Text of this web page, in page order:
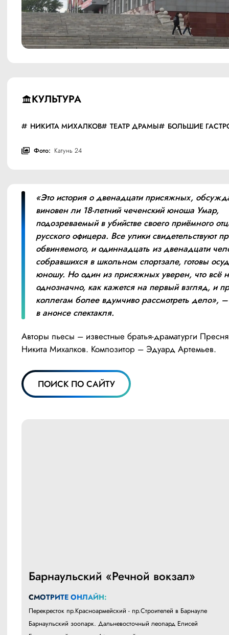
КУЛЬТУРА
НИКИТА МИХАЛКОВ ТЕАТР ДРАМЫ БОЛЬШИЕ
Фото: Катунь 24
«Это история о двенадцати присяжных,
виновен ли 18-летний чеченский юноша Умар,
подозреваемый в убийстве своего приёмного
русского офицера. Все улики свидетельствуют
обвиняемого, и одиннадцать из двенадцати
собравшихся в школьном спортзале, готовы
юношу. Но один из присяжных уверен, что всё
однозначно, как кажется на первый взгляд, и
коллегам более вдумчиво рассмотреть дело»,
в анонсе спектакля.
Авторы пьесы – известные братья-драматурги
Никита Михалков. Композитор – Эдуард Артемьев.
ПОИСК ПО САЙТУ
Барнаульский «Речной вокзал»
СМОТРИТЕ ОНЛАЙН:
Перекресток пр.Красноармейский - пр.Строителей в Барнауле
Барнаульский зоопарк. Дальневосточный леопард Елисей